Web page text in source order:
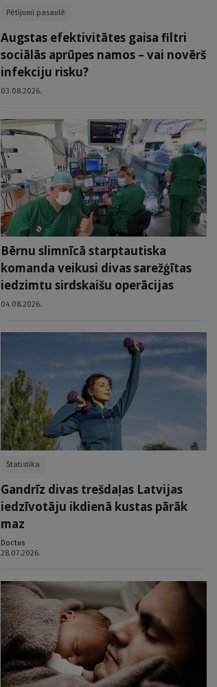
Pētījumi pasaulē
Augstas efektivitātes gaisa filtri
sociālās aprūpes namos – vai novērš
infekciju risku?
03.08.2026.
Bērnu slimnīcā starptautiska
komanda veikusi divas sarežģītas
iedzimtu sirdskaišu operācijas
04.08.2026.
Statistika
Gandrīz divas trešdaļas Latvijas
iedzīvotāju ikdienā kustas pārāk
maz
Doctus
28.07.2026.